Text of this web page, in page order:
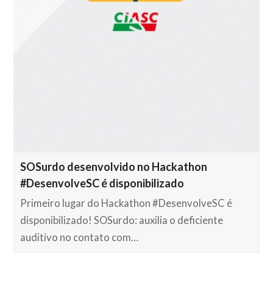
SOSurdo desenvolvido no Hackathon
#DesenvolveSC é disponibilizado
Primeiro lugar do Hackathon #DesenvolveSC é
disponibilizado! SOSurdo: auxilia o deficiente
auditivo no contato com…